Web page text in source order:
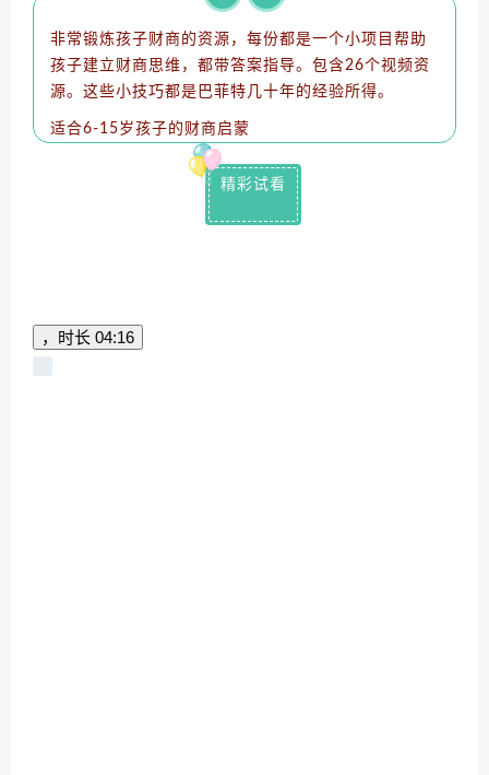
非常锻炼孩子财商的资源，每份都是一个小项目帮助
孩子建立财商思维，都带答案指导。 包含26个视频资
源。 这些小技巧都是巴菲特几十年的经验所得。
适合6-15岁孩子的财商启蒙
精彩试看
，时长 04:16